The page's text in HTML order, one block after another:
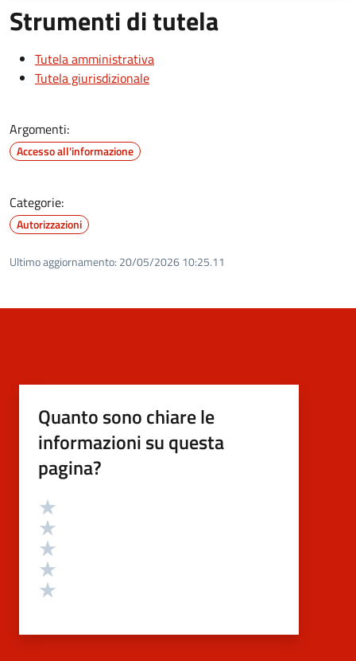
Strumenti di tutela
Tutela amministrativa
Tutela giurisdizionale
Argomenti:
Accesso all'informazione
Categorie:
Autorizzazioni
Ultimo aggiornamento: 20/05/2026 10:25.11
Quanto sono chiare le
informazioni su questa
pagina?
Valutazione